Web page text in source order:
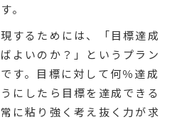
。
するためには、「目標達成
よいのか？」というプラン
す。目標に対して何％達成
にしたら目標を達成できる
に粘り強く考え抜く力が求